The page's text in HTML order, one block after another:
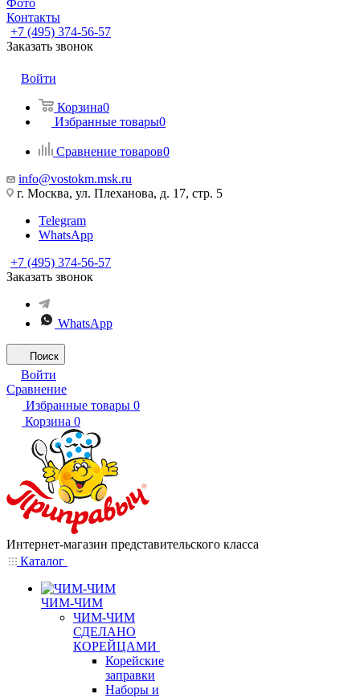
Фото
Контакты
+7 (495) 374-56-57
Заказать звонок
Войти
Корзина0
Избранные товары0
Сравнение товаров0
info@vostokm.msk.ru
г. Москва, ул. Плеханова, д. 17, стр. 5
Telegram
WhatsApp
+7 (495) 374-56-57
Заказать звонок
WhatsApp
Поиск
Войти
Сравнение
Избранные товары 0
Корзина 0
Интернет-магазин представительского класса
Каталог
ЧИМ-ЧИМ
ЧИМ-ЧИМ
СДЕЛАНО
КОРЕЙЦАМИ
Корейские
заправки
Наборы и